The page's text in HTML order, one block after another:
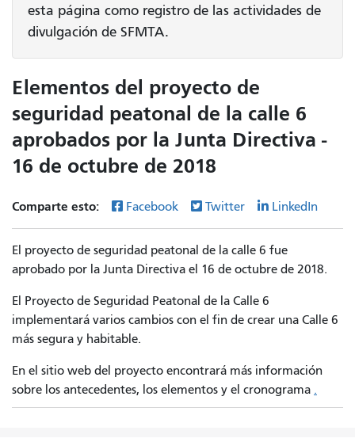
esta página como registro de las actividades de
divulgación de SFMTA.
Elementos del proyecto de
seguridad peatonal de la calle 6
aprobados por la Junta Directiva -
16 de octubre de 2018
Comparte esto: Facebook Twitter LinkedIn
El proyecto de seguridad peatonal de la calle 6 fue
aprobado por la Junta Directiva el 16 de octubre de 2018.
El Proyecto de Seguridad Peatonal de la Calle 6
implementará varios cambios con el fin de crear una Calle 6
más segura y habitable.
En el sitio web del proyecto encontrará más información
sobre los antecedentes, los elementos y el cronograma .